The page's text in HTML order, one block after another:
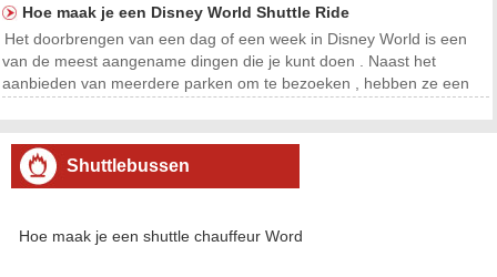
symbool van de Filippijnse cultuur
Hoe maak je een Disney World Shuttle Ride
Het doorbrengen van een dag of een week in Disney World is een
van de meest aangename dingen die je kunt doen . Naast het
aanbieden van meerdere parken om te bezoeken , hebben ze een
Shuttlebussen
Hoe maak je een shuttle chauffeur Word